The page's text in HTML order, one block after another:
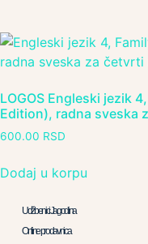
LOGOS Engleski jezik
Edition), radna sveska
600.00 RSD
Dodaj u korpu
Udžbenici Jagodina
Online prodavnica